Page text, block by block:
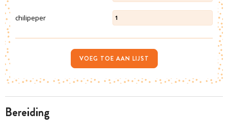
bereiding
chilipeper 1
VOEG TOE AAN LIJST